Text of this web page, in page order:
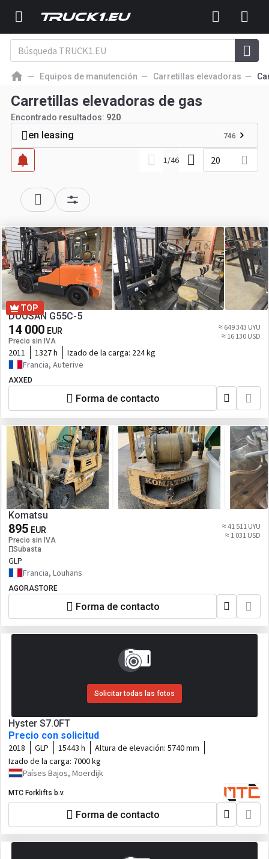
Equipos de manutención Carretillas elevadoras
Carretillas elevadoras de gas
Encontrado resultados: 920
en leasing 746
1/46 20
TOP
DOOSAN G55C-5
14 000 EUR
Precio sin IVA
≈ 649 343 UYU
≈ 16 130 USD
2011 1327 h Izado de la carga: 224 kg
Francia, Auterive
AXXED
Forma de contacto
Komatsu
895 EUR
Precio sin IVA
Subasta
≈ 41 511 UYU
≈ 1 031 USD
GLP
Francia, Louhans
AGORASTORE
Forma de contacto
Solicitar todas las fotos
Hyster S7.0FT
Precio con solicitud
2018 GLP 15443 h Altura de elevación: 5740 mm
Izado de la carga: 7000 kg
Países Bajos, Moerdijk
MTC Forklifts b.v.
Forma de contacto